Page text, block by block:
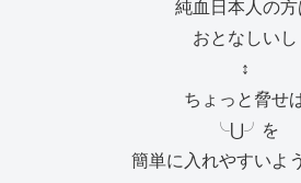
純血日本人の方
おとなしいし
↕️
ちょっと脅せ
╰⋃╯を
簡単に入れやすいよ